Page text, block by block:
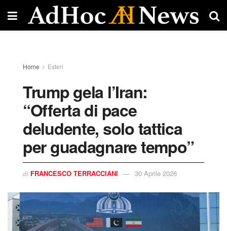
Home Esteri
Trump gela l’Iran:
“Offerta di pace
deludente, solo tattica
per guadagnare tempo”
di FRANCESCO TERRACCIANI 30 Aprile 2026